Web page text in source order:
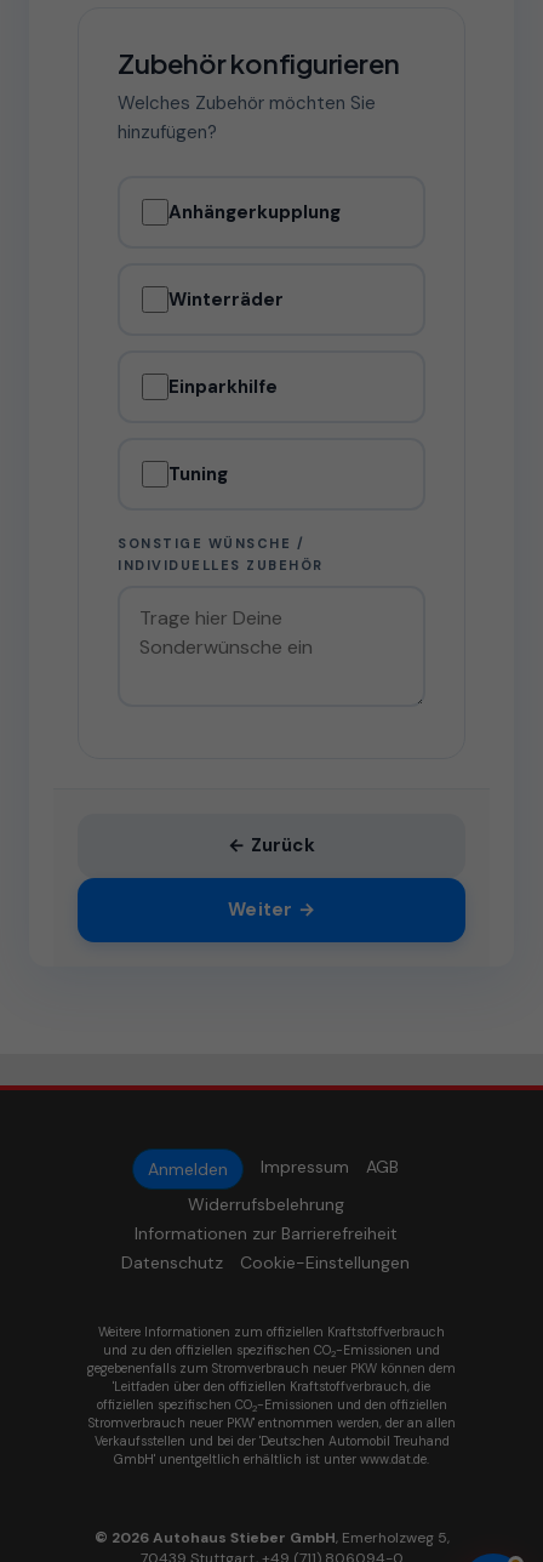
Zubehör konfigurieren
Welches Zubehör möchten Sie
hinzufügen?
Anhängerkupplung
Winterräder
Einparkhilfe
Tuning
SONSTIGE WÜNSCHE /
INDIVIDUELLES ZUBEHÖR
← Zurück
Weiter →
Anmelden Impressum
AGB
Widerrufsbelehrung
Informationen zur Barrierefreiheit
Datenschutz
Cookie-Einstellungen
Weitere Informationen zum offiziellen Kraftstoffverbrauch
und zu den offiziellen spezifischen CO2-Emissionen und
gegebenenfalls zum Stromverbrauch neuer PKW können dem
'Leitfaden über den offiziellen Kraftstoffverbrauch, die
offiziellen spezifischen CO2-Emissionen und den offiziellen
Stromverbrauch neuer PKW' entnommen werden, der an allen
Verkaufsstellen und bei der 'Deutschen Automobil Treuhand
GmbH' unentgeltlich erhältlich ist unter www.dat.de.
© 2026Autohaus Stieber GmbH, Emerholzweg 5,
70439 Stuttgart,+49 (711) 806094-0